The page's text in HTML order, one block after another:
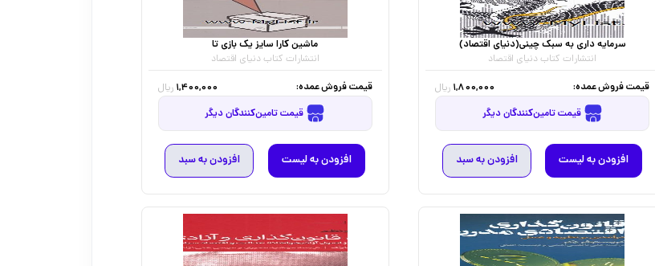
سرمایه داری به سبک چینی(دنیای اقتصاد)
انتشارات کتاب دنیای اقتصاد
قیمت فروش عمده: 1,800,000 ریال
قیمت تامین‌کنندگان دیگر
افزودن به لیست افزودن به سبد
ماشین کارا سایز یک بازی تا
انتشارات کتاب دنیای اقتصاد
قیمت فروش عمده: 1,400,000 ریال
افزودن به لیست افزودن به سبد